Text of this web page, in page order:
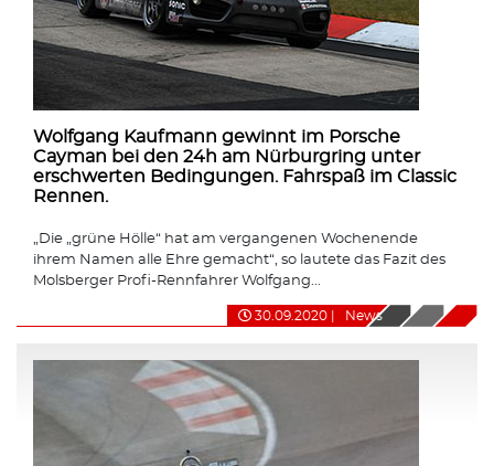
Wolfgang Kaufmann gewinnt im Porsche
Cayman bei den 24h am Nürburgring unter
erschwerten Bedingungen. Fahrspaß im Classic
Rennen.
„Die „grüne Hölle“ hat am vergangenen Wochenende
ihrem Namen alle Ehre gemacht“, so lautete das Fazit des
Molsberger Profi-Rennfahrer Wolfgang...
30.09.2020 News